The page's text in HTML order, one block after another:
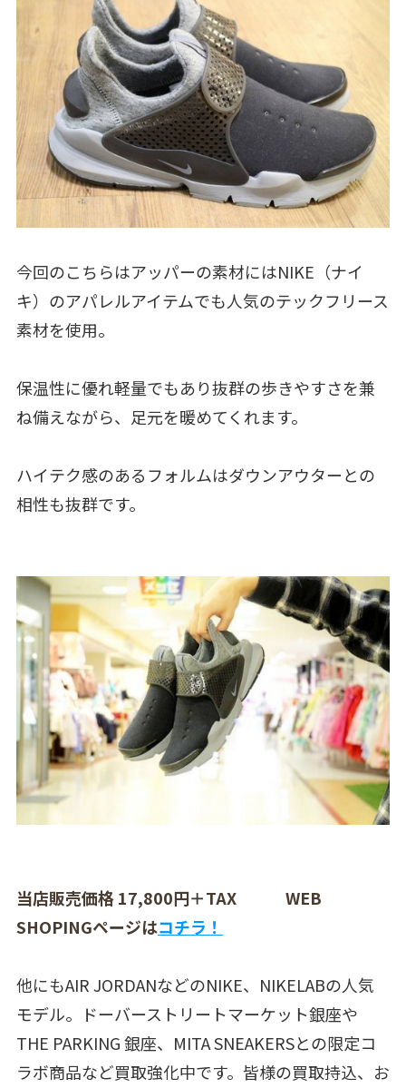
今回のこちらはアッパーの素材にはNIKE（ナイ
キ）のアパレルアイテムでも人気のテックフリース
素材を使用。
保温性に優れ軽量でもあり抜群の歩きやすさを兼
ね備えながら、足元を暖めてくれます。
ハイテク感のあるフォルムはダウンアウターとの
相性も抜群です。
当店販売価格 17,800円＋TAX WEB
SHOPINGページはコチラ！
他にもAIR JORDANなどのNIKE、NIKELABの人気
モデル。ドーバーストリートマーケット銀座や
THE PARKING 銀座、MITA SNEAKERSとの限定コ
ラボ商品など買取強化中です。皆様の買取持込、お